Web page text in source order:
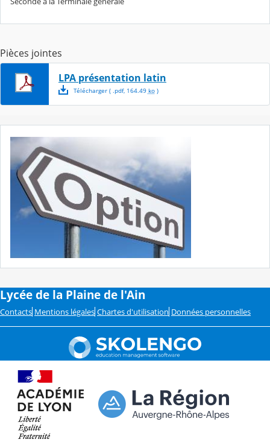
Pièces jointes
LPA présentation latin
Télécharger( .pdf, 164.49 ko)
Lycée de la Plaine de l'Ain
Contacts Mentions légales Chartes d'utilisation Données personnelles